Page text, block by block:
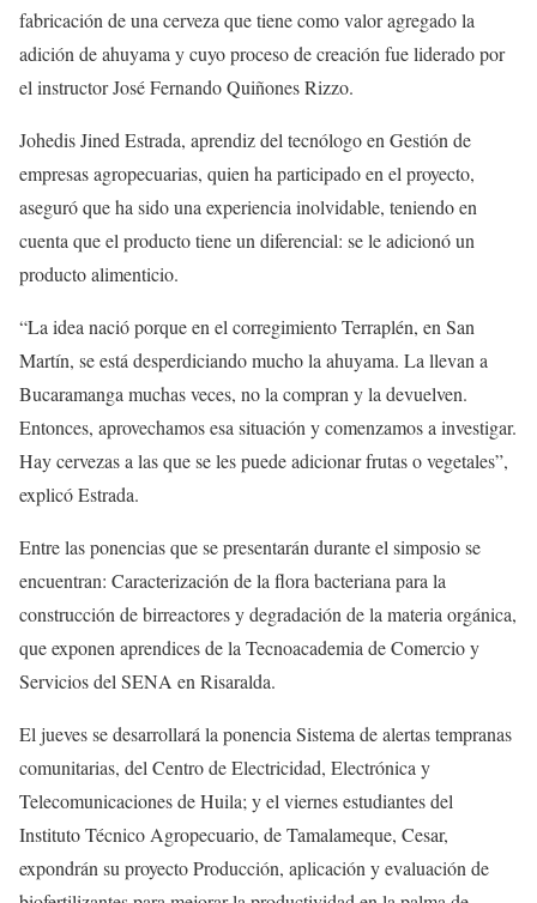
fabricación de una cerveza que tiene como valor agregado la
adición de ahuyama y cuyo proceso de creación fue liderado por
el instructor José Fernando Quiñones Rizzo.
Johedis Jined Estrada, aprendiz del tecnólogo en Gestión de
empresas agropecuarias, quien ha participado en el proyecto,
aseguró que ha sido una experiencia inolvidable, teniendo en
cuenta que el producto tiene un diferencial: se le adicionó un
producto alimenticio.
“La idea nació porque en el corregimiento Terraplén, en San
Martín, se está desperdiciando mucho la ahuyama. La llevan a
Bucaramanga muchas veces, no la compran y la devuelven.
Entonces, aprovechamos esa situación y comenzamos a investigar.
Hay cervezas a las que se les puede adicionar frutas o vegetales”,
explicó Estrada.
Entre las ponencias que se presentarán durante el simposio se
encuentran: Caracterización de la flora bacteriana para la
construcción de birreactores y degradación de la materia orgánica,
que exponen aprendices de la Tecnoacademia de Comercio y
Servicios del SENA en Risaralda.
El jueves se desarrollará la ponencia Sistema de alertas tempranas
comunitarias, del Centro de Electricidad, Electrónica y
Telecomunicaciones de Huila; y el viernes estudiantes del
Instituto Técnico Agropecuario, de Tamalameque, Cesar,
expondrán su proyecto Producción, aplicación y evaluación de